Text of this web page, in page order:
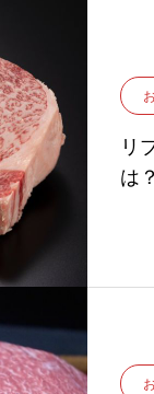
リ
は